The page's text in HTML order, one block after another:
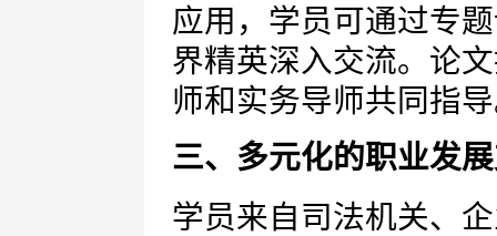
应用，学员可通过专
界精英深入交流。论
师和实务导师共同指
三、多元化的职业发
学员来自司法机关、